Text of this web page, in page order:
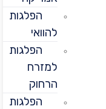
הפלגות
הפלגות
למזרח
הרחוק
הפלגות